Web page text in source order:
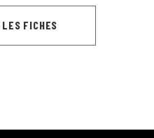
FICHES